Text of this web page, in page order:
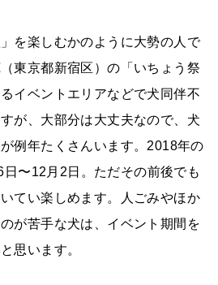
を楽しむかのように大勢の人で
東京都新宿区）の「いちょう祭
イベントエリアなどで犬同伴不
が、大部分は大丈夫なので、犬
例年たくさんいます。2018年の
〜12月2日。ただその前後でも
てい楽しめます。人ごみやほか
が苦手な犬は、イベント期間を
思います。